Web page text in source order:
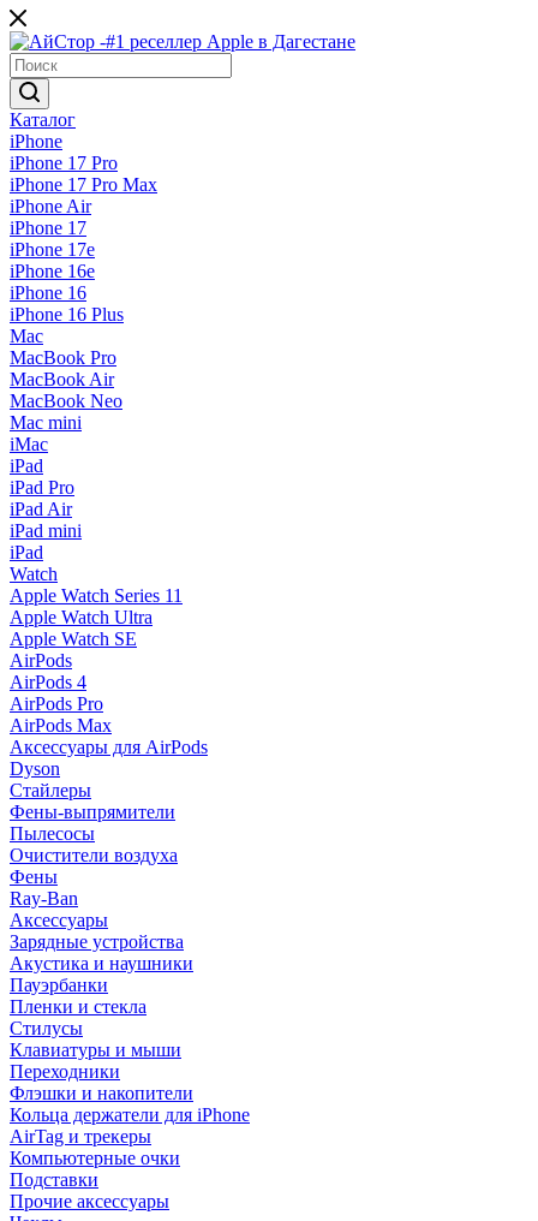
Каталог
iPhone
iPhone 17 Pro
iPhone 17 Pro Max
iPhone Air
iPhone 17
iPhone 17e
iPhone 16e
iPhone 16
iPhone 16 Plus
Mac
MacBook Pro
MacBook Air
MacBook Neo
Mac mini
iMac
iPad
iPad Pro
iPad Air
iPad mini
iPad
Watch
Apple Watch Series 11
Apple Watch Ultra
Apple Watch SE
AirPods
AirPods 4
AirPods Pro
AirPods Max
Аксессуары для AirPods
Dyson
Стайлеры
Фены-выпрямители
Пылесосы
Очистители воздуха
Фены
Ray-Ban
Аксессуары
Зарядные устройства
Акустика и наушники
Пауэрбанки
Пленки и стекла
Стилусы
Клавиатуры и мыши
Переходники
Флэшки и накопители
Кольца держатели для iPhone
AirTag и трекеры
Компьютерные очки
Подставки
Прочие аксессуары